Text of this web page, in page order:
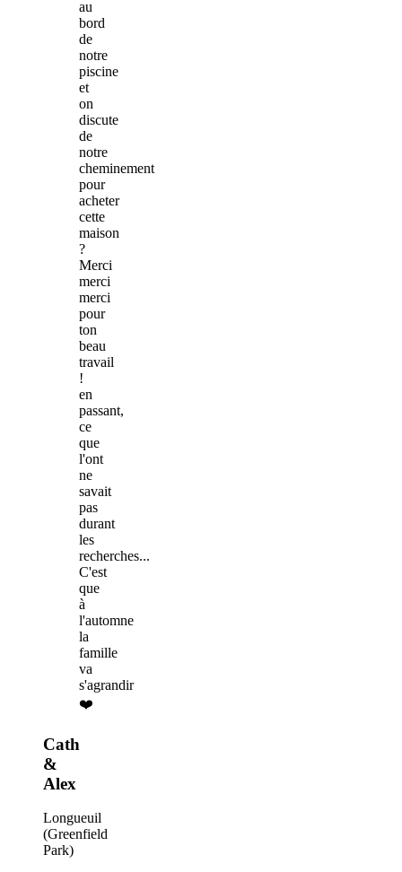
au
bord
de
notre
piscine
et
on
discute
de
notre
cheminement
pour
acheter
cette
maison
?
Merci
merci
merci
pour
ton
beau
travail
!
en
passant,
ce
que
l'ont
ne
savait
pas
durant
les
recherches...
C'est
que
à
l'automne
la
famille
va
s'agrandir
❤️
Cath
&
Alex
Longueuil
(Greenfield
Park)